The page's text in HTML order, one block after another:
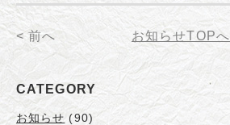
< 前へ お知らせTOPへ
CATEGORY
お知らせ (90)